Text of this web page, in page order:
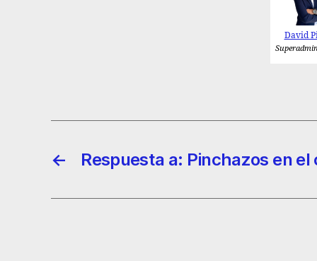
David
← Respuesta a: Pinchazos en el